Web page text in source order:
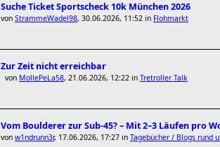
Suche Ticket Sportscheck 10k München 2026
von StrammeWadel98, 30.06.2026, 11:52 in Flohmarkt
Zur Zeit nicht erreichbar
von MollePeLa58, 21.06.2026, 12:22 in Tretroller Talk
Vom Boulderer zur Sub-45? – Mit 2–3 Läufen pro
von w1ndrunn3r, 17.06.2026, 17:27 in Tagebücher / Blogs rund